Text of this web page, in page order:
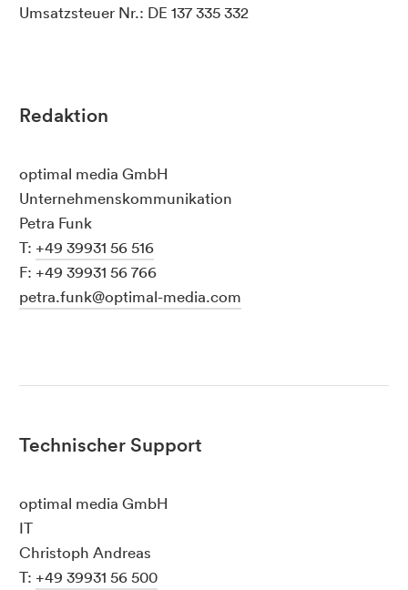
Umsatzsteuer Nr.: DE 137 335 332
Redaktion
optimal media GmbH
Unternehmenskommunikation
Petra Funk
T: +49 39931 56 516
F: +49 39931 56 766
petra.funk@optimal-media.com
Technischer Support
optimal media GmbH
IT
Christoph Andreas
T: +49 39931 56 500